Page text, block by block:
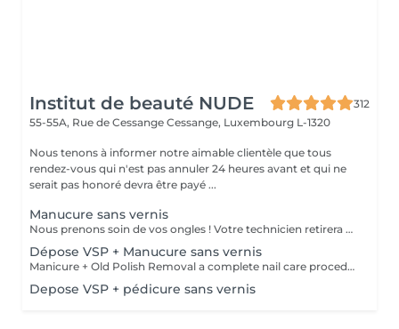
Institut de beauté NUDE
312
55-55A, Rue de Cessange Cessange, Luxembourg L-1320
Nous tenons à informer notre aimable clientèle que tous
rendez-vous qui n'est pas annuler 24 heures avant et qui ne
serait pas honoré devra être payé ...
Manucure sans vernis
Nous prenons soin de vos ongles ! Votre technicien retirera délicatement les cellules mortes de la peau, façonnera et limera vos ongles, puis polira leur surface extérieure pour une finition lisse et naturelle. Nos experts proposent des manucures combinées, à la ponceuse ou à la pince, selon vos préférences. Comment se déroule une manucure sans vernis ? La peau rugueuse est délicatement éliminée La forme de l'ongle est corrigée avec précision Les cuticules et les replis latéraux sont soigneusement nettoyés Une huile pour cuticules et une crème pour les mains sont appliquées pour nourrir et hydrater Restrictions d'âge : recommandé à partir de 14 ans. Recommandations après la procédure : aucun soin spécifique requis. Fréquence : une fois toutes les deux semaines.
Dépose VSP + Manucure sans vernis
Manicure + Old Polish Removal a complete nail care procedure We do not perform polish removal without proper cuticle and sidewall treatment. We can't let you leave with uneven nails or overgrown cuticles, so we always ensure comprehensive care for your hands. What's included: Gentle removal of old polish Nail plate preparation Cuticle and sidewall treatment Optional add-ons: Japanese manicure for deep care Transparent strengthening polish for extra protection
Depose VSP + pédicure sans vernis